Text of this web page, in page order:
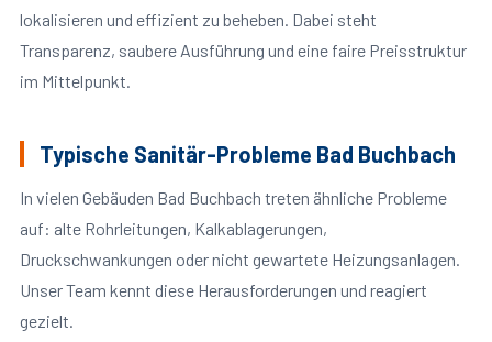
lokalisieren und effizient zu beheben. Dabei steht
Transparenz, saubere Ausführung und eine faire Preisstruktur
im Mittelpunkt.
Typische Sanitär-Probleme Bad Buchbach
In vielen Gebäuden Bad Buchbach treten ähnliche Probleme
auf: alte Rohrleitungen, Kalkablagerungen,
Druckschwankungen oder nicht gewartete Heizungsanlagen.
Unser Team kennt diese Herausforderungen und reagiert
gezielt.